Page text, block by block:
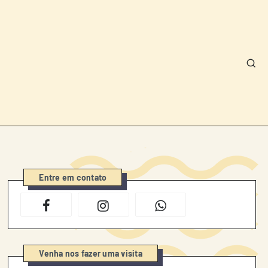
Entre em contato
Venha nos fazer uma visita